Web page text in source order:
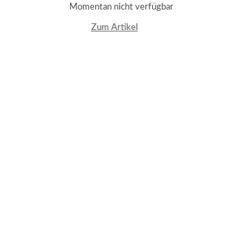
Momentan nicht verfügbar
Zum Artikel